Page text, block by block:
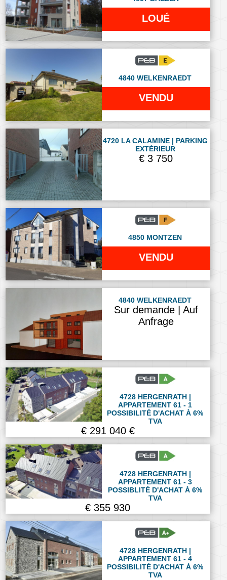
LOUÉ
4840 WELKENRAEDT
VENDU
4720 LA CALAMINE | PARKING
EXTÉRIEUR
€ 3 750
4850 MONTZEN
VENDU
4840 WELKENRAEDT
Sur demande | Auf
Anfrage
4728 HERGENRATH |
APPARTEMENT 61 - 1
POSSIBILITÉ D'ACHAT À 6%
TVA
€ 291 040 €
4728 HERGENRATH |
APPARTEMENT 61 - 3
POSSIBLITÉ D'ACHAT À 6%
TVA
€ 355 930
4728 HERGENRATH |
APPARTEMENT 61 - 4
POSSIBILITÉ D'ACHAT À 6%
TVA